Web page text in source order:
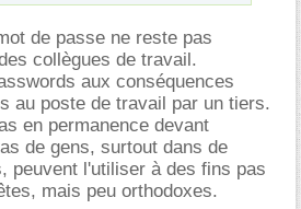
de passe ne reste pas
collègues de travail.
aux conséquences
au poste de travail par un tiers.
en permanence devant
de gens, surtout dans de
peuvent l'utiliser à des fins pas
mais peu orthodoxes.